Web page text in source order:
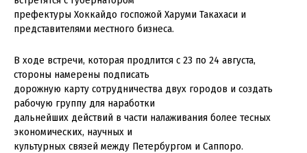
префектуры Хоккайдо госпожой Харуми Такахаси и
представителями местного бизнеса.
В ходе встречи, которая продлится с 23 по 24 августа,
стороны намерены подписать
дорожную карту сотрудничества двух городов и создать
рабочую группу для наработки
дальнейших действий в части налаживания более тесных
экономических, научных и
культурных связей между Петербургом и Саппоро.